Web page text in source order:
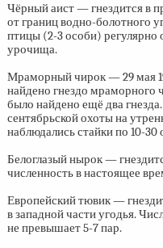
Чёрный аист — гнездится в
от границ водно-болотного
птицы (2-3 особи) регулярно
урочища.
Мраморный чирок — 29 мая
найдено гнездо мраморного
было найдено ещё два
сентябрьской охоты на
наблюдались стайки по 10-30
Белоглазый нырок —
численность в настоящее
Европейский тювик —
в западной части угодья.
не превышает5-7 пар.